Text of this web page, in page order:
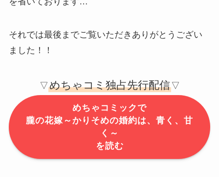
それでは最後までご覧いただきありがとうござい
ました！！
▽めちゃコミ独占先行配信▽
めちゃコミックで
朧の花嫁～かりそめの婚約は、青く、甘
く～
を読む